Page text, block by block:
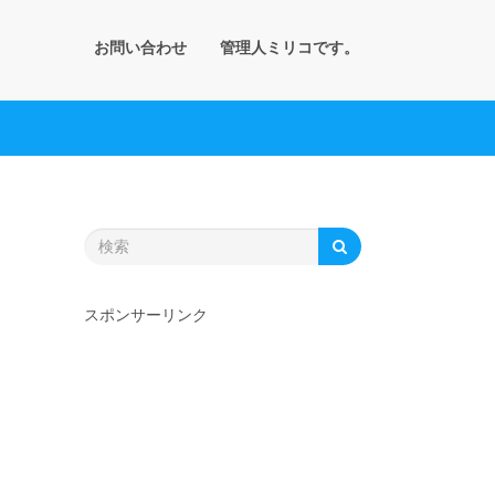
お問い合わせ 管理人ミリコです。
スポンサーリンク